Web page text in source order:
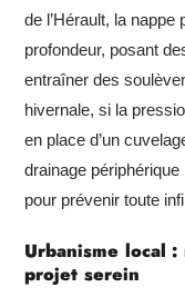
de l’Hérault, la
profondeur, posant
entraîner des
hivernale, si la
en place d’un
drainage
pour prévenir toute
Urbanisme local
projet serein